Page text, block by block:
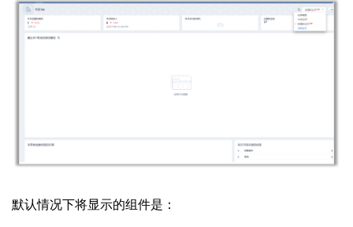
默认情况下将显示的组件是：